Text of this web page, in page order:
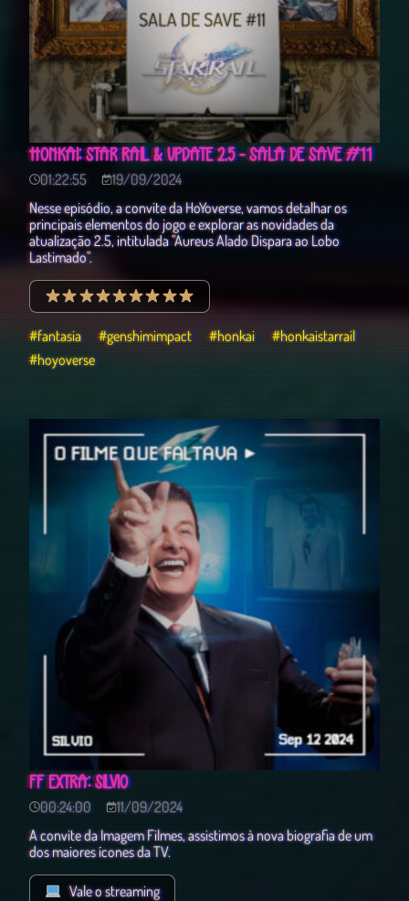
HONKAI: STAR RAIL & UPDATE 2.5 - SALA DE SAVE #11
01:22:55
19/09/2024
Nesse episódio, a convite da HoYoverse, vamos detalhar os
principais elementos do jogo e explorar as novidades da
atualização 2.5, intitulada "Aureus Alado Dispara ao Lobo
Lastimado".
#fantasia #genshimimpact #honkai
#honkaistarrail
#hoyoverse
FF EXTRA: SILVIO
00:24:00
11/09/2024
A convite da Imagem Filmes, assistimos à nova biografia de um
dos maiores ícones da TV.
Vale o streaming